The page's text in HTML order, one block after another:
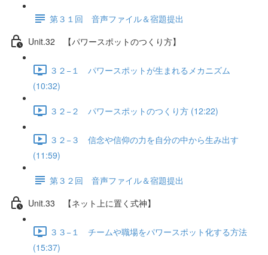
第３１回 音声ファイル＆宿題提出
Unit.32 【パワースポットのつくり方】
３２−１ パワースポットが生まれるメカニズム
(10:32)
３２−２ パワースポットのつくり方 (12:22)
３２−３ 信念や信仰の力を自分の中から生み出す
(11:59)
第３２回 音声ファイル＆宿題提出
Unit.33 【ネット上に置く式神】
３３−１ チームや職場をパワースポット化する方法
(15:37)